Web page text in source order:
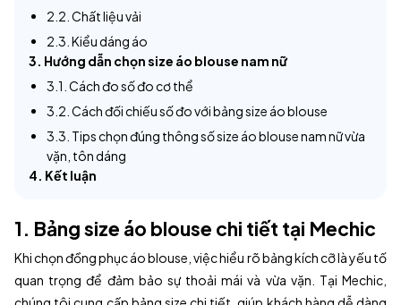
2.2. Chất liệu vải
2.3. Kiểu dáng áo
3. Hướng dẫn chọn size áo blouse nam nữ
3.1. Cách đo số đo cơ thể
3.2. Cách đối chiếu số đo với bảng size áo blouse
3.3. Tips chọn đúng thông số size áo blouse nam nữ vừa
vặn, tôn dáng
4. Kết luận
1. Bảng size áo blouse chi tiết tại Mechic
Khi chọn đồng phục áo blouse, việc hiểu rõ bảng kích cỡ là yếu tố
quan trọng để đảm bảo sự thoải mái và vừa vặn. Tại Mechic,